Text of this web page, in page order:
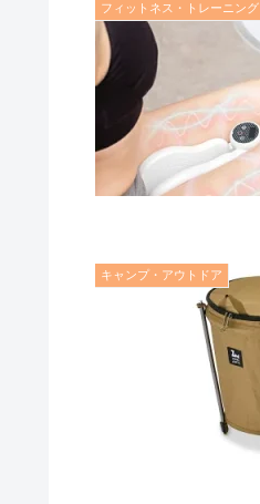
フィットネス・トレーニング
キャンプ・アウトドア